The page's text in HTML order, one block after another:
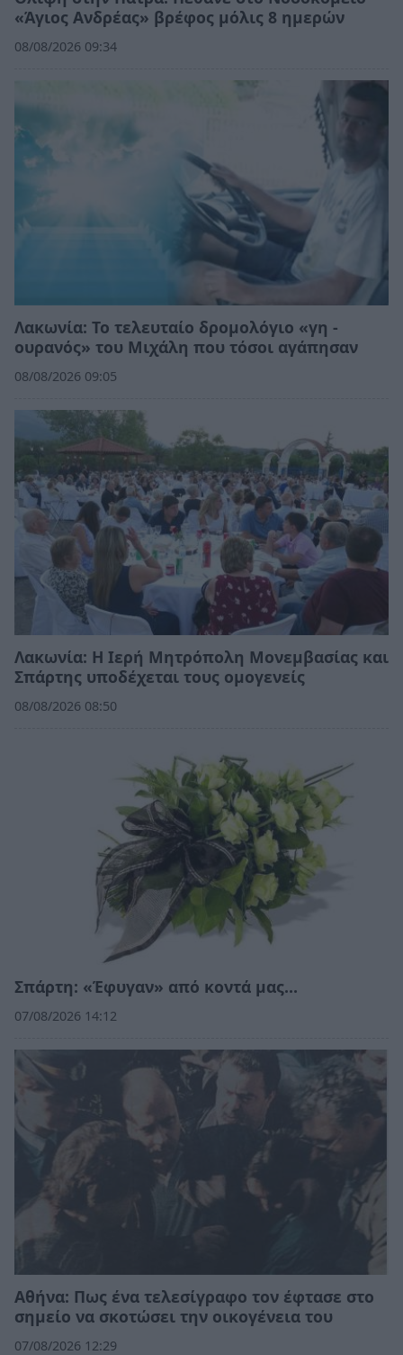
«Άγιος Ανδρέας» βρέφος μόλις 8 ημερών
08/08/2026 09:34
Λακωνία: Το τελευταίο δρομολόγιο «γη -
ουρανός» του Μιχάλη που τόσοι αγάπησαν
08/08/2026 09:05
Λακωνία: Η Ιερή Μητρόπολη Μονεμβασίας και
Σπάρτης υποδέχεται τους ομογενείς
08/08/2026 08:50
Σπάρτη: «Έφυγαν» από κοντά μας…
07/08/2026 14:12
Αθήνα: Πως ένα τελεσίγραφο τον έφτασε στο
σημείο να σκοτώσει την οικογένεια του
07/08/2026 12:29